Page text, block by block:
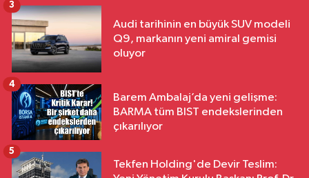
Audi tarihinin en büyük SUV modeli
Q9, markanın yeni amiral gemisi
oluyor
3
Barem Ambalaj’da yeni gelişme:
BARMA tüm BIST endekslerinden
çıkarılıyor
4
Tekfen Holding'de Devir Teslim:
5